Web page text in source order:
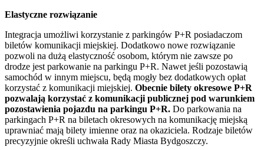
Elastyczne rozwiązanie
Integracja umożliwi korzystanie z parkingów P+R posiadaczom
biletów komunikacji miejskiej. Dodatkowo nowe rozwiązanie
pozwoli na dużą elastyczność osobom, którym nie zawsze po
drodze jest parkowanie na parkingu P+R. Nawet jeśli pozostawią
samochód w innym miejscu, będą mogły bez dodatkowych opłat
korzystać z komunikacji miejskiej. Obecnie bilety okresowe P+R
pozwalają korzystać z komunikacji publicznej pod warunkiem
pozostawienia pojazdu na parkingu P+R. Do parkowania na
parkingach P+R na biletach okresowych na komunikację miejską
uprawniać mają bilety imienne oraz na okaziciela. Rodzaje biletów
precyzyjnie określi uchwała Rady Miasta Bydgoszczy.